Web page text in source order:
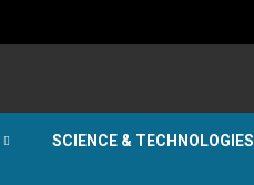
SCIENCE & TECHNOLOGIES